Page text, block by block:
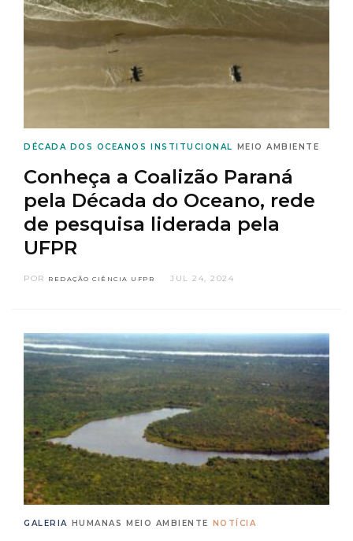
DÉCADA DOS OCEANOS INSTITUCIONAL MEIO AMBIENTE
Conheça a Coalizão Paraná
pela Década do Oceano, rede
de pesquisa liderada pela
UFPR
POR REDAÇÃO CIÊNCIA UFPR JUL 24, 2024
GALERIA HUMANAS MEIO AMBIENTE NOTÍCIA